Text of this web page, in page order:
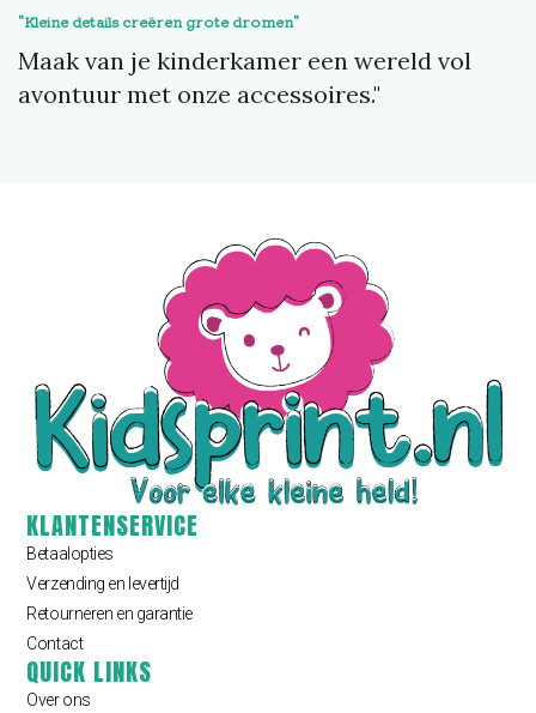
"Kleine details creëren grote dromen"
Maak van je kinderkamer een wereld vol
avontuur met onze accessoires."
KLANTENSERVICE
Betaalopties
Verzending en levertijd
Retourneren en garantie
Contact
QUICK LINKS
Over ons